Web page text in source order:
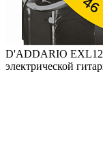
D'ADDARIO
электрической